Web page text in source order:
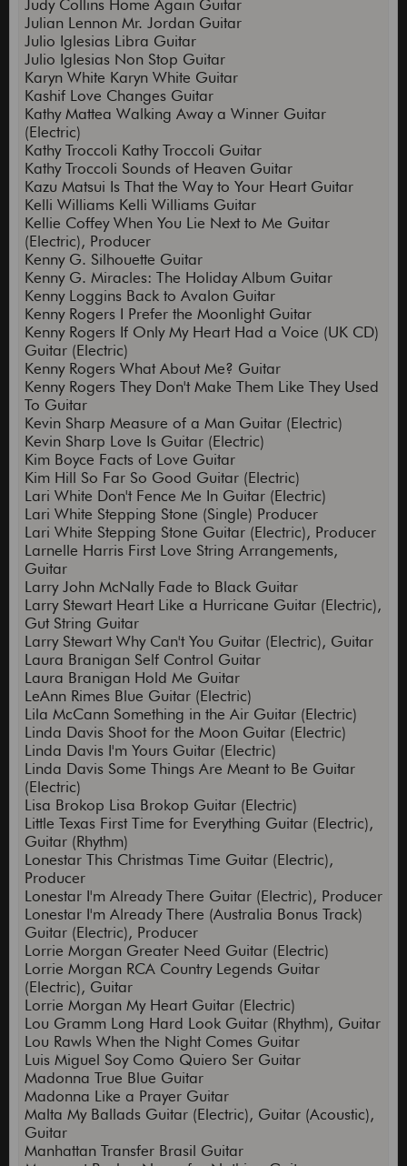
Judy Collins Home Again Guitar
Julian Lennon Mr. Jordan Guitar
Julio Iglesias Libra Guitar
Julio Iglesias Non Stop Guitar
Karyn White Karyn White Guitar
Kashif Love Changes Guitar
Kathy Mattea Walking Away a Winner Guitar
(Electric)
Kathy Troccoli Kathy Troccoli Guitar
Kathy Troccoli Sounds of Heaven Guitar
Kazu Matsui Is That the Way to Your Heart Guitar
Kelli Williams Kelli Williams Guitar
Kellie Coffey When You Lie Next to Me Guitar
(Electric), Producer
Kenny G. Silhouette Guitar
Kenny G. Miracles: The Holiday Album Guitar
Kenny Loggins Back to Avalon Guitar
Kenny Rogers I Prefer the Moonlight Guitar
Kenny Rogers If Only My Heart Had a Voice (UK CD)
Guitar (Electric)
Kenny Rogers What About Me? Guitar
Kenny Rogers They Don't Make Them Like They Used
To Guitar
Kevin Sharp Measure of a Man Guitar (Electric)
Kevin Sharp Love Is Guitar (Electric)
Kim Boyce Facts of Love Guitar
Kim Hill So Far So Good Guitar (Electric)
Lari White Don't Fence Me In Guitar (Electric)
Lari White Stepping Stone (Single) Producer
Lari White Stepping Stone Guitar (Electric), Producer
Larnelle Harris First Love String Arrangements,
Guitar
Larry John McNally Fade to Black Guitar
Larry Stewart Heart Like a Hurricane Guitar (Electric),
Gut String Guitar
Larry Stewart Why Can't You Guitar (Electric), Guitar
Laura Branigan Self Control Guitar
Laura Branigan Hold Me Guitar
LeAnn Rimes Blue Guitar (Electric)
Lila McCann Something in the Air Guitar (Electric)
Linda Davis Shoot for the Moon Guitar (Electric)
Linda Davis I'm Yours Guitar (Electric)
Linda Davis Some Things Are Meant to Be Guitar
(Electric)
Lisa Brokop Lisa Brokop Guitar (Electric)
Little Texas First Time for Everything Guitar (Electric),
Guitar (Rhythm)
Lonestar This Christmas Time Guitar (Electric),
Producer
Lonestar I'm Already There Guitar (Electric), Producer
Lonestar I'm Already There (Australia Bonus Track)
Guitar (Electric), Producer
Lorrie Morgan Greater Need Guitar (Electric)
Lorrie Morgan RCA Country Legends Guitar
(Electric), Guitar
Lorrie Morgan My Heart Guitar (Electric)
Lou Gramm Long Hard Look Guitar (Rhythm), Guitar
Lou Rawls When the Night Comes Guitar
Luis Miguel Soy Como Quiero Ser Guitar
Madonna True Blue Guitar
Madonna Like a Prayer Guitar
Malta My Ballads Guitar (Electric), Guitar (Acoustic),
Guitar
Manhattan Transfer Brasil Guitar